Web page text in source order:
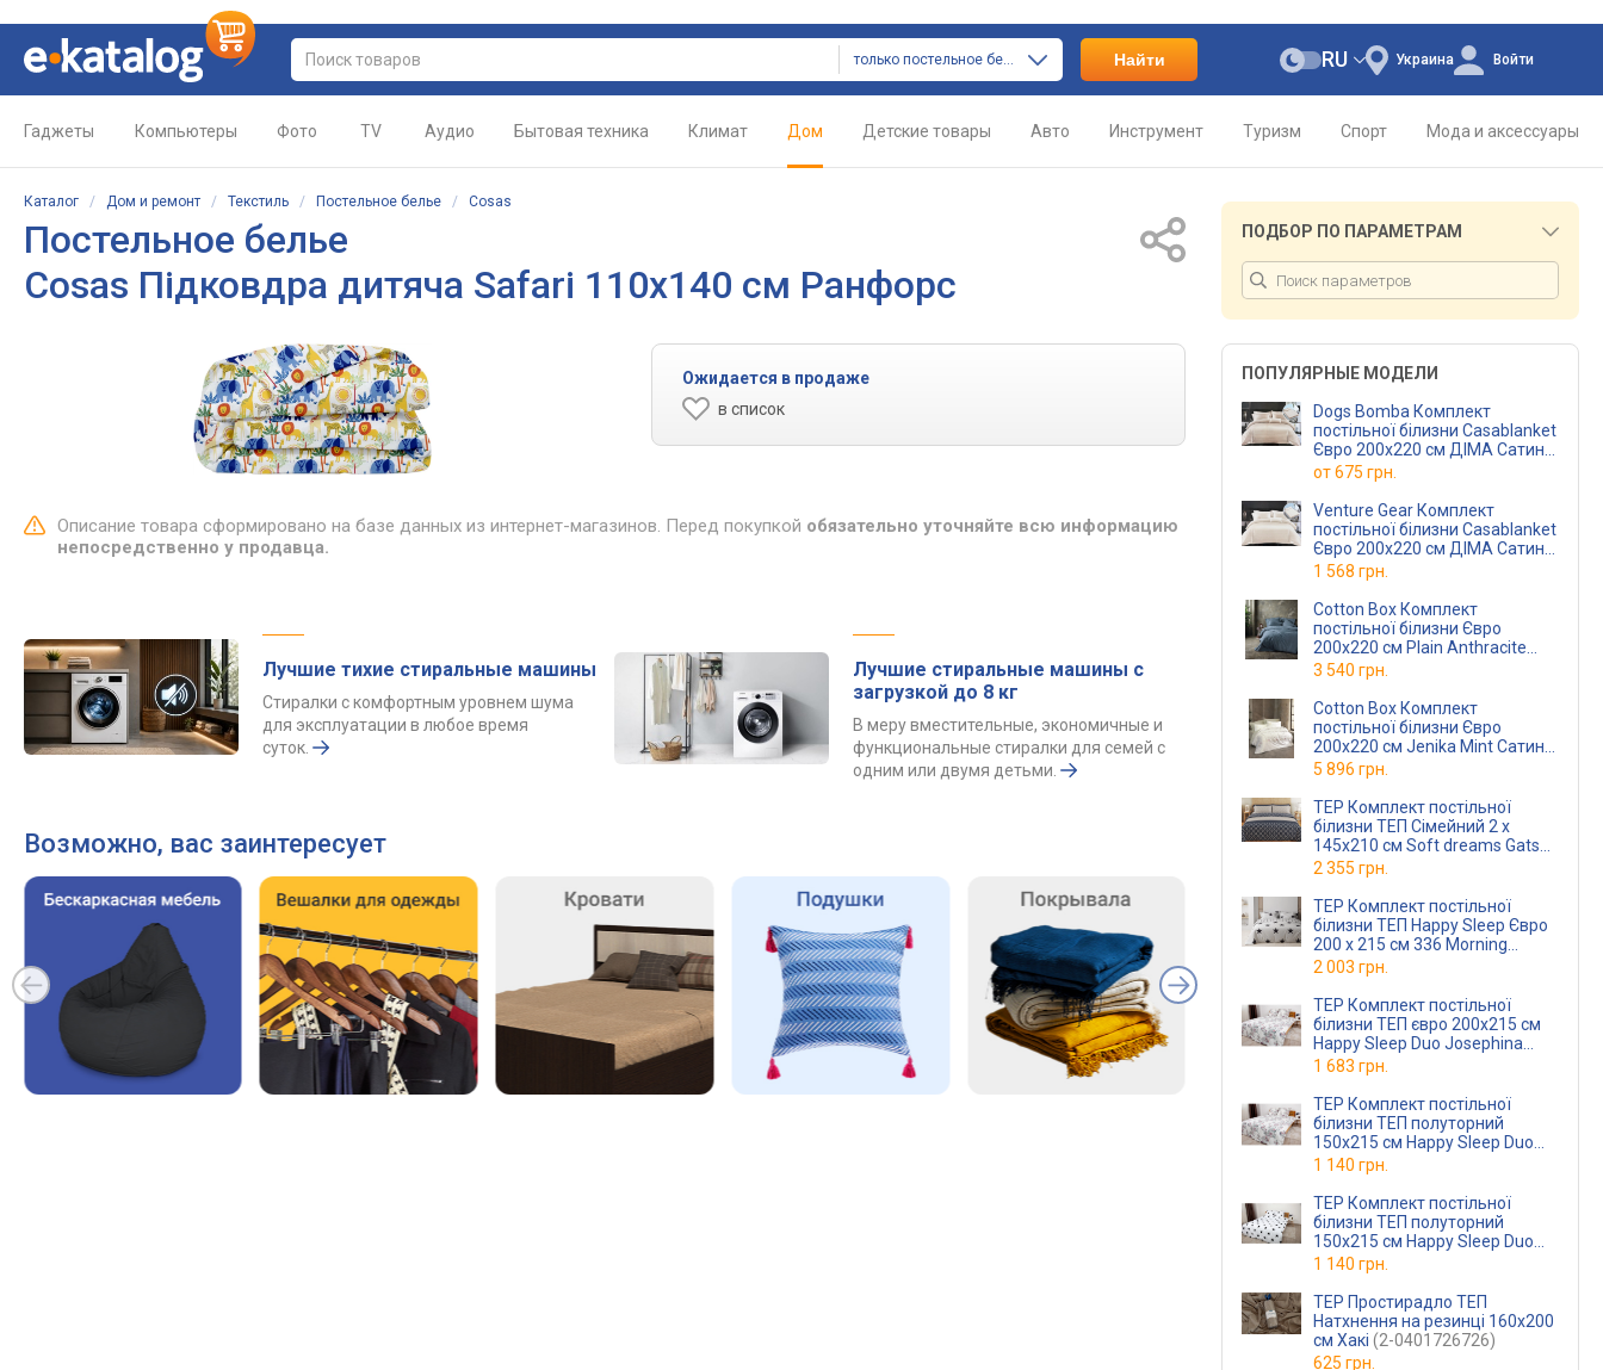
только постельное белье Найти Украина
RU Войти
Гаджеты Компьютеры Фото TV Аудио Бытовая техника Климат Дом Детские товары Авто Инструмент Туризм Спорт Мода и аксессуары
Каталог / Дом и ремонт / Текстиль / Постельное белье / Cosas
Постельное белье
Cosas Підковдра дитяча Safari 110x140 см Ранфорс
Ожидается в продаже
в список
Описание товара сформировано на базе данных из интернет-магазинов. Перед покупкой обязательно уточняйте всю информацию
непосредственно у продавца.
Лучшие тихие стиральные машины
Стиралки с комфортным уровнем шума
для эксплуатации в любое время
суток.
Лучшие стиральные машины с
загрузкой до 8 кг
В меру вместительные, экономичные и
функциональные стиралки для семей с
одним или двумя детьми.
Возможно, вас заинтересует
ПОДБОР ПО ПАРАМЕТРАМ
ПОПУЛЯРНЫЕ МОДЕЛИ
Dogs Bomba Комплект
постільної білизни Casablanket
Євро 200х220 см ДІМА Сатин-
Страйп бежевий
(2,0 Страйп ДІМАбеж)
от675 грн.
Venture Gear Комплект
постільної білизни Casablanket
Євро 200х220 см ДІМА Сатин-
Страйп молочний
(2,0 Страйп ДІМАмолочний)
1 568 грн.
Cotton Box Комплект
постільної білизни Євро
200х220 см Plain Anthracite
Ранфорс
3 540 грн.
Cotton Box Комплект
постільної білизни Євро
200х220 см Jenika Mint Сатин
(TC303375927)
5 896 грн.
TEP Комплект постільної
білизни ТЕП Сімейний 2 х
145x210 см Soft dreams Gatsby
Ранфорс
2 355 грн.
TEP Комплект постільної
білизни ТЕП Happy Sleep Євро
200 x 215 см 336 Morning
Ранфорс
2 003 грн.
TEP Комплект постільної
білизни ТЕП євро 200x215 см
Happy Sleep Duo Josephina
Ранфорс
1 683 грн.
TEP Комплект постільної
білизни ТЕП полуторний
150x215 см Happy Sleep Duo
Josephina Ранфорс
(2-0400826622)
1 140 грн.
TEP Комплект постільної
білизни ТЕП полуторний
150x215 см Happy Sleep Duo
Morning Star Ранфорс
(2-0400826624)
1 140 грн.
TEP Простирадло ТЕП
Натхнення на резинці 160x200
см Хакі (2-0401726726)
625 грн.